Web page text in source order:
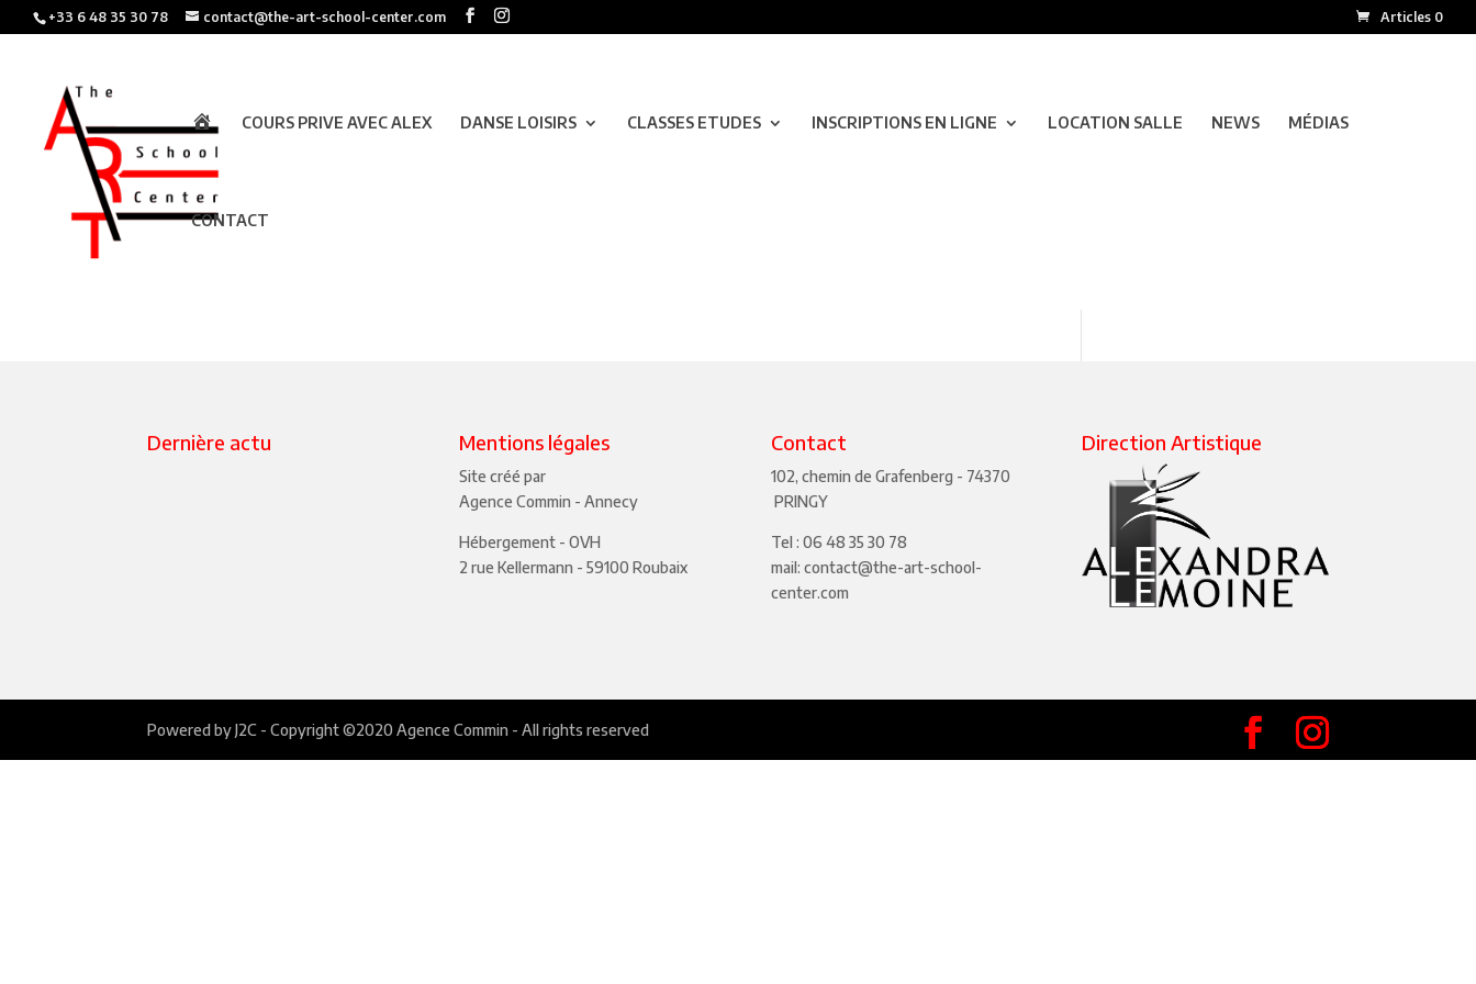
+33 6 48 35 30 78 contact@the-art-school-center.com Articles 0
C
C
U
E
I
L
COURS PRIVE AVEC ALEX DANSE LOISIRS CLASSES ETUDES INSCRIPTIONS EN LIGNE LOCATION SALLE NEWS MÉDIAS
CONTACT
Dernière actu Mentions légales
Site créé par
Agence Commin - Annecy
Hébergement - OVH
2 rue Kellermann - 59100 Roubaix
Contact
102, chemin de Grafenberg - 74370
PRINGY
Tel : 06 48 35 30 78
mail: contact@the-art-school-
center.com
Direction Artistique
Powered by J2C - Copyright ©2020 Agence Commin - All rights reserved